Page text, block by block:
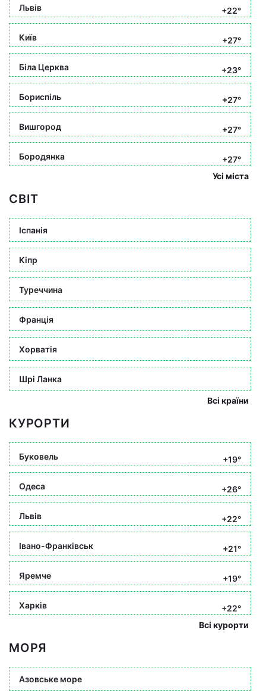
Львів +22°
Київ +27°
Біла Церква +23°
Бориспіль +27°
Вишгород +27°
Бородянка
+27°
Усі міста
СВІТ
Іспанія
Кіпр
Туреччина
Франція
Хорватія
Шрі Ланка
Всі країни
КУРОРТИ
Буковель +19°
Одеса +26°
Львів +22°
Івано-Франківськ +21°
Яремче +19°
Харків
+22°
Всі курорти
МОРЯ
Азовське море